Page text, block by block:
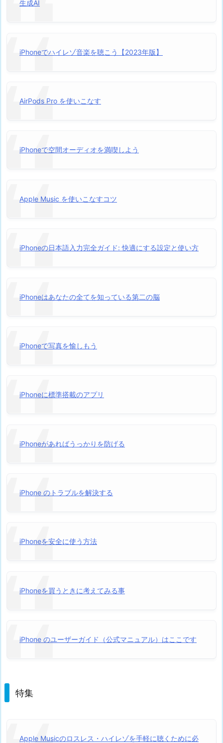
生成AI
iPhoneでハイレゾ音楽を聴こう【2023年版】
AirPods Pro を使いこなす
iPhoneで空間オーディオを満喫しよう
Apple Music を使いこなすコツ
iPhoneの日本語入力完全ガイド: 快適にする設定と使い方
iPhoneはあなたの全てを知っている第二の脳
iPhoneで写真を愉しもう
iPhoneに標準搭載のアプリ
iPhoneがあればうっかりを防げる
iPhone のトラブルを解決する
iPhoneを安全に使う方法
iPhoneを買うときに考えてみる事
iPhone のユーザーガイド（公式マニュアル）はここです
特集
Apple Musicのロスレス・ハイレゾを手軽に聴くために必